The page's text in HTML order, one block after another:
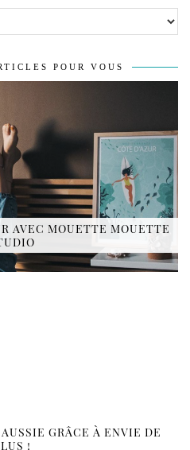
POUR VOUS
AVEC MOUETTE MOUETTE
GRÂCE À ENVIE DE
!